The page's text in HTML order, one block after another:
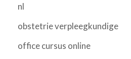
nl
obstetrie verpleegkundige
office cursus online